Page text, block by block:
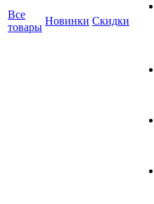
Все
товары
Новинки Скидки